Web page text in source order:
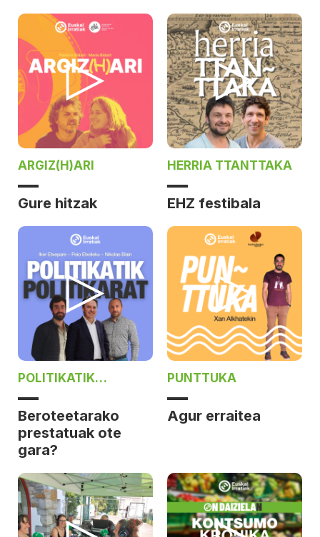
ARGIZ(H)ARI
Gure hitzak
HERRIA TTANTTAKA
EHZ festibala
POLITIKATIK
POLITIKARAT
Beroteetarako
prestatuak ote
gara?
PUNTTUKA
Agur erraitea